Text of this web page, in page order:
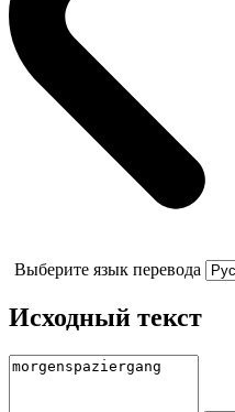
Выберите язык перевода
Исходный текст